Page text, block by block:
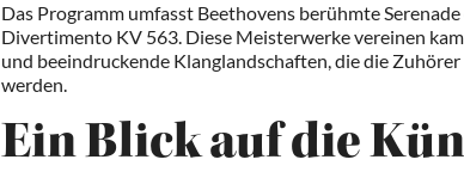
Das Programm umfasst Beethovens berühmte
Divertimento KV 563. Diese Meisterwerke vereinen
und beeindruckende Klanglandschaften, die die
werden.
Ein Blick auf die